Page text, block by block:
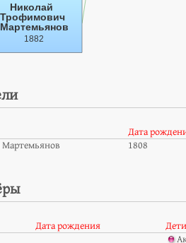
Дата
Мартемьянов
1808
Дата рождения
Дети